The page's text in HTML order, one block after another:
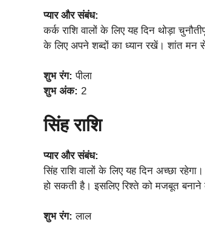
प्यार और संबंध:
कर्क राशि वालों के लिए यह दिन थोड़ा
के लिए अपने शब्दों का ध्यान रखें। शांत मन
शुभ रंग: पीला
शुभ अंक: 2
सिंह राशि
प्यार और संबंध:
सिंह राशि वालों के लिए यह दिन अच्छा
हो सकती है। इसलिए रिश्ते को मजबूत
शुभ रंग: लाल